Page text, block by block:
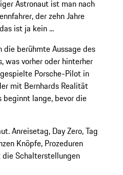
Astronaut ist man nach
der zehn Jahre
ist ja kein ...
berühmte Aussage des
was vorher oder hinterher
Porsche-Pilot in
mit Bernhards Realität
beginnt lange, bevor die
Anreisetag, Day Zero, Tag
Knöpfe, Prozeduren
Schalterstellungen